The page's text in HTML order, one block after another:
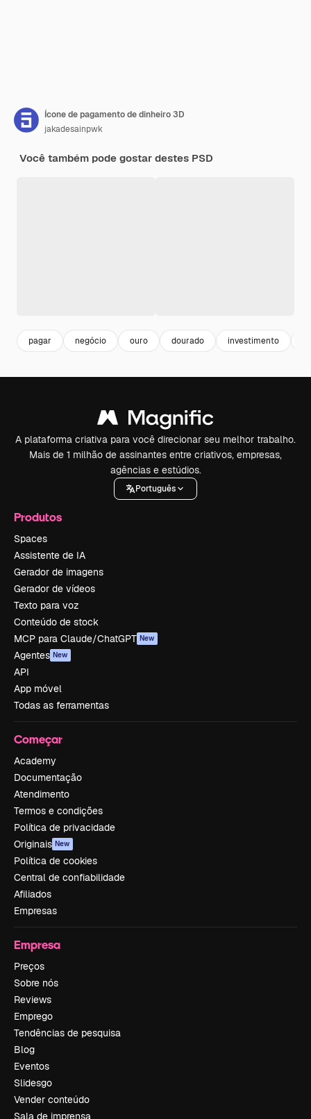
Ícone de pagamento de dinheiro 3D
jakadesainpwk
Você também pode gostar destes PSD
pagar negócio ouro dourado investimento
A plataforma criativa para você direcionar seu melhor trabalho.
Mais de 1 milhão de assinantes entre criativos, empresas,
agências e estúdios.
Português
Produtos
Spaces
Assistente de IA
Gerador de imagens
Gerador de vídeos
Texto para voz
Conteúdo de stock
MCP para Claude/ChatGPT New
Agentes New
API
App móvel
Todas as ferramentas
Começar
Academy
Documentação
Atendimento
Termos e condições
Política de privacidade
Originais New
Política de cookies
Central de confiabilidade
Afiliados
Empresas
Empresa
Preços
Sobre nós
Reviews
Emprego
Tendências de pesquisa
Blog
Eventos
Slidesgo
Vender conteúdo
Sala de imprensa